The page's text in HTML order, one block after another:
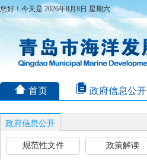
您好！今天是 2026年8月8日 星期六
首页 政府信息公开
政府信息公开
规范性文件 政策解读